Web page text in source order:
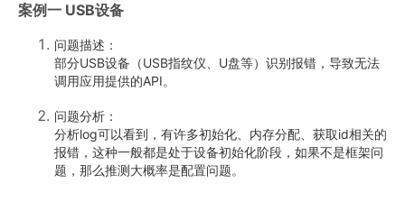
案例一 USB设备
问题描述：
部分USB设备（USB指纹仪、U盘等）识别报错，导致无法
调用应用提供的API。
问题分析：
分析log可以看到，有许多初始化、内存分配、获取id相关的
报错，这种一般都是处于设备初始化阶段，如果不是框架问
题，那么推测大概率是配置问题。